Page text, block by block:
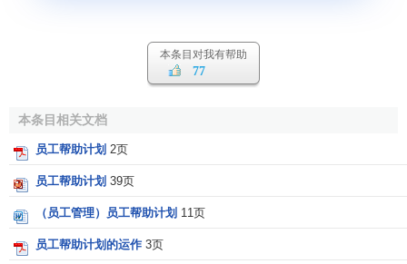
1971年，在美国洛杉矶成立了一个EAP的专业组织，即
员工解决酗酒等不良行为问题。此后，心理学专家成为实施
EAP的主流。EAP项目也因为心理学的介入，获得了扎实的
根基，在系统理论、操作方法、工具、效果上都取得了显著
成效。员工心理援助专家可以为员工和企业提供战略性的心
理咨询、确认并解决问题，以创造一个有效、健康的工作环
工关系的死角，削除可能影响员工绩效的各方面因素，进而
本条目对我有帮助
77
本条目相关文档
员工帮助计划 2页
员工帮助计划 39页
（员工管理）员工帮助计划 11页
员工帮助计划的运作 3页